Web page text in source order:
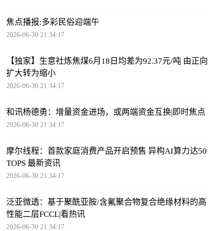
焦点播报:多彩民俗迎端午
2026-06-30 21:34:17
【独家】生意社炼焦煤6月18日均差为92.37元/吨 由正向
扩大转为缩小
2026-06-30 21:34:17
和讯杨德勇：增量资金进场，或两端资金互换|即时焦点
2026-06-30 21:34:17
摩尔线程：首款家庭消费产品开启预售 异构AI算力达50
TOPS 最新资讯
2026-06-30 21:34:17
泛亚微透：基于聚酰亚胺/含氟聚合物复合绝缘材料的高
性能二层FCCL|看热讯
2026-06-30 21:34:17